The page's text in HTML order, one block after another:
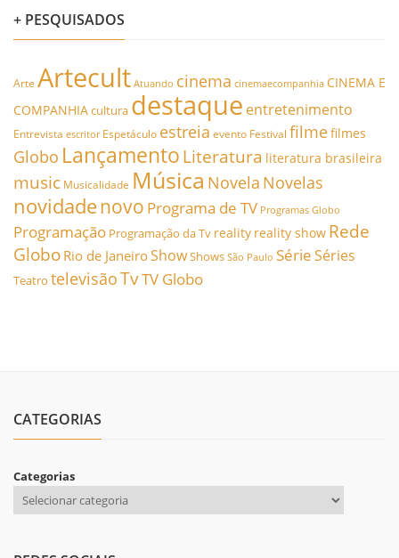
+ PESQUISADOS
Arte Artecult Atuando cinema cinemaecompanhia CINEMA E
COMPANHIAcultura destaque entretenimento
Entrevista escritor Espetáculo estreia evento Festival filmefilmes
Globo Lançamento Literatura literatura brasileira
music Musicalidade Música Novela Novelas
novidadenovo Programa de TV Programas Globo
Programação Programação da Tv reality reality show Rede
Globo Rio de JaneiroShowShows São Paulo SérieSéries
Teatro televisãoTvTV Globo
CATEGORIAS
Categorias